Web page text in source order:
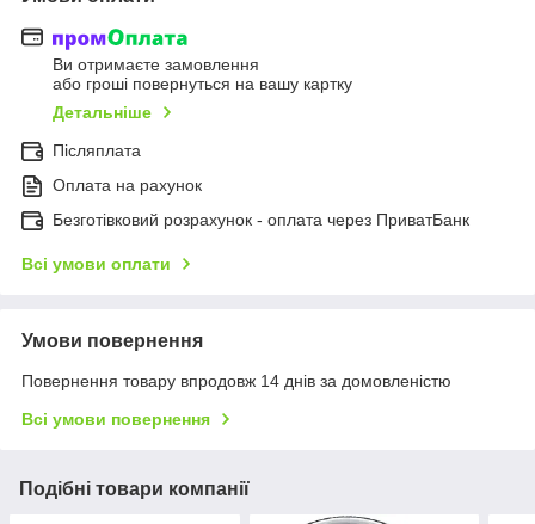
Ви отримаєте замовлення
або гроші повернуться на вашу картку
Детальніше
Післяплата
Оплата на рахунок
Безготівковий розрахунок - оплата через ПриватБанк
Всі умови оплати
Умови повернення
Повернення товару впродовж 14 днів за домовленістю
Всі умови повернення
Подібні товари компанії